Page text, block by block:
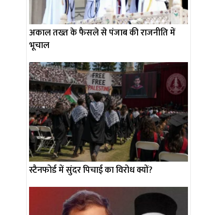
अकाल तख्त के फैसले से पंजाब की राजनीति में
भूचाल
स्टैनफोर्ड में सुंदर पिचाई का विरोध क्यों?